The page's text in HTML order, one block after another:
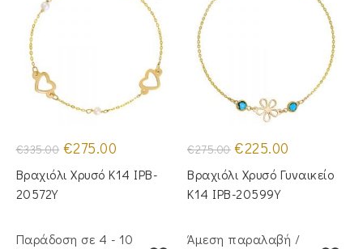
€335.00 Original
price
was:
€335.00.
€275.00
τιμή
είναι:
Βραχιόλι Χρυσό Κ14 IPB-
20572Y
€275.00 Original
price
was:
€275.00.
€225.00
είναι:
Βραχιόλι Χρυσό Γυναικείο
Κ14 IPB-20599Y
Παράδοση σε 4 - 10 Άμεση παραλαβή /